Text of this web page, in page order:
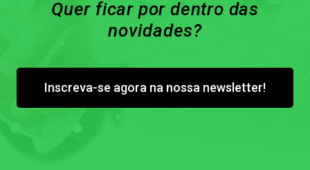
Quer ficar por dentro das
novidades?
Inscreva-se agora na nossa newsletter!